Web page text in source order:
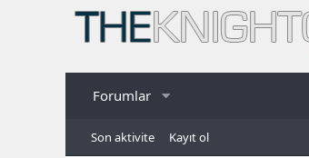
Forumlar
Son aktivite Kayıt ol